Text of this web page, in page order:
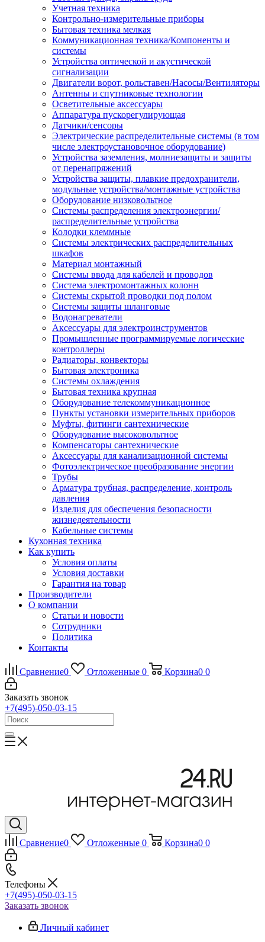
Учетная техника
Контрольно-измерительные приборы
Бытовая техника мелкая
Коммуникационная техника/Компоненты и
системы
Устройства оптической и акустической
сигнализации
Двигатели ворот, рольставен/Насосы/Вентиляторы
Антенны и спутниковые технологии
Осветительные аксессуары
Аппаратура пускорегулирующая
Датчики/сенсоры
Электрические распределительные системы (в том
числе электроустановочное оборудование)
Устройства заземления, молниезащиты и защиты
от перенапряжений
Устройства защиты, плавкие предохранители,
модульные устройства/монтажные устройства
Оборудование низковольтное
Системы распределения электроэнергии/
распределительные устройства
Колодки клеммные
Системы электрических распределительных
шкафов
Материал монтажный
Системы ввода для кабелей и проводов
Система электромонтажных колонн
Системы скрытой проводки под полом
Системы защиты шланговые
Водонагреватели
Аксессуары для электроинструментов
Промышленные программируемые логические
контроллеры
Радиаторы, конвекторы
Бытовая электроника
Системы охлаждения
Бытовая техника крупная
Оборудование телекоммуникационное
Пункты установки измерительных приборов
Муфты, фитинги сантехнические
Оборудование высоковольтное
Компенсаторы сантехнические
Аксессуары для канализационной системы
Фотоэлектрическое преобразование энергии
Трубы
Арматура трубная, распределение, контроль
давления
Изделия для обеспечения безопасности
жизнедеятельности
Кабельные системы
Кухонная техника
Как купить
Условия оплаты
Условия доставки
Гарантия на товар
Производители
О компании
Статьи и новости
Сотрудники
Политика
Контакты
Сравнение0 Отложенные 0 Корзина0 0
Заказать звонок
+7(495)-050-03-15
Сравнение0 Отложенные 0 Корзина0 0
Телефоны
+7(495)-050-03-15
Заказать звонок
Личный кабинет